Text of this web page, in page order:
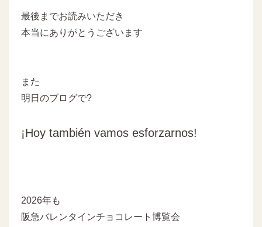
最後までお読みいただき
本当にありがとうございます
また
明日のブログで?
¡Hoy también vamos esforzarnos!
2026年も
阪急バレンタインチョコレート博覧会